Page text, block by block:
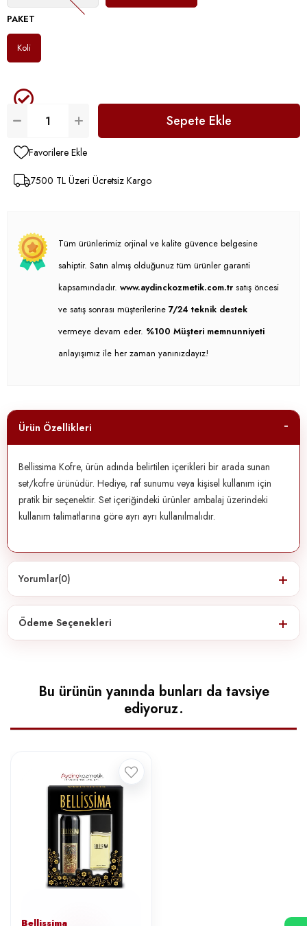
PAKET
Koli
Favorilere Ekle
7500 TL Üzeri Ücretsiz Kargo
Tüm ürünlerimiz orjinal ve kalite güvence belgesine
sahiptir. Satın almış olduğunuz tüm ürünler garanti
kapsamındadır. www.aydinckozmetik.com.tr satış öncesi
ve satış sonrası müşterilerine 7/24 teknik destek
vermeye devam eder. %100 Müşteri memnunniyeti
anlayışımız ile her zaman yanınızdayız!
Ürün Özellikleri
Bellissima Kofre, ürün adında belirtilen içerikleri bir arada sunan
set/kofre ürünüdür. Hediye, raf sunumu veya kişisel kullanım için
pratik bir seçenektir. Set içeriğindeki ürünler ambalaj üzerindeki
kullanım talimatlarına göre ayrı ayrı kullanılmalıdır.
Yorumlar(0)
Ödeme Seçenekleri
Bu ürünün yanında bunları da tavsiye
ediyoruz.
Bellissima